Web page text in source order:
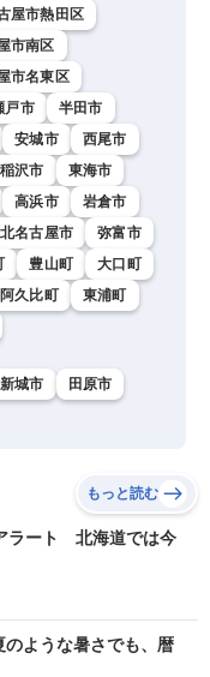
屋市熱田区
市南区
市名東区
戸市
半田市
安城市
西尾市
稲沢市
東海市
高浜市
岩倉市
北名古屋市
弥富市
豊山町
大口町
阿久比町
東浦町
新城市
田原市
もっと読む
ラート 北海道では今
ような暑さでも、暦